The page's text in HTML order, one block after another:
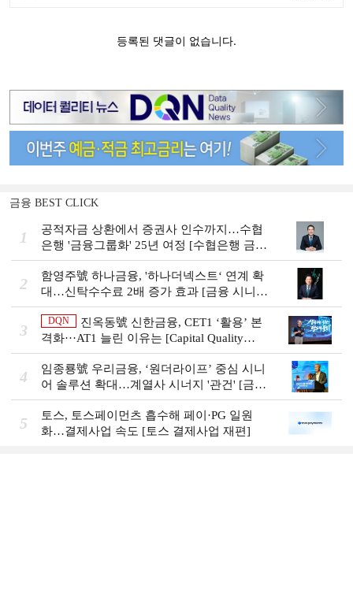
금융 BEST CLICK
1
공적자금 상환에서 증권사 인수까지…수협
은행 '금융그룹화' 25년 여정 [수협은행 금융
그룹의 꿈①]
2
함영주號 하나금융, '하나더넥스트‘ 연계 확
대…신탁수수료 2배 증가 효과 [금융 시니어
비즈니스 돋보기]
3
DQN
진옥동號 신한금융, CET1 ‘활용’ 본
격화···AT1 늘린 이유는 [Capital Quality
Review]
4
임종룡號 우리금융, ‘원더라이프’ 중심 시니
어 솔루션 확대…계열사 시너지 '관건' [금융
시니어 비즈니스 돋보기]
5
토스, 토스페이먼츠 흡수해 페이·PG 일원
화…결제사업 속도 [토스 결제사업 재편]